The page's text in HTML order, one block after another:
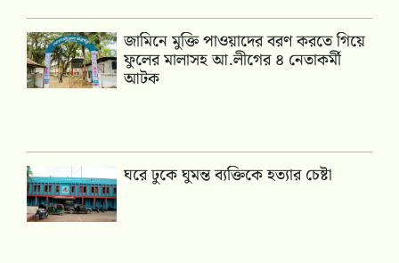
জামিনে মুক্তি পাওয়াদের বরণ করতে গিয়ে
ফুলের মালাসহ আ.লীগের ৪ নেতাকর্মী
আটক
ঘরে ঢুকে ঘুমন্ত ব্যক্তিকে হত্যার চেষ্টা